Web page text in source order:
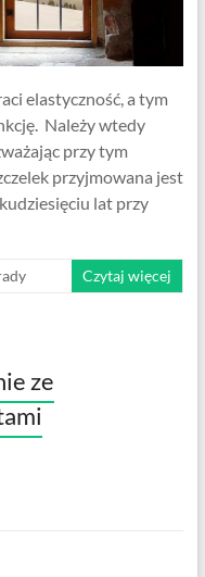
elastyczność, a tym
Należy wtedy
przy tym
przyjmowana jest
lat przy
Czytaj więcej
ze